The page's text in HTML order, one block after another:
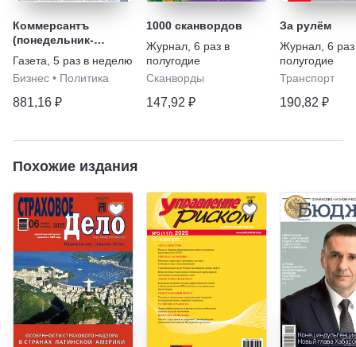
Коммерсантъ
(понедельник-
пятница)
Газета 5 раз в неделю
Бизнес • Политика
881,16 ₽
1000 сканвордов
Журнал 6 раз в
полугодие
Сканворды
147,92 ₽
За рулём
Журнал 6
полугодие
Транспорт
190,82 ₽
Похожие издания